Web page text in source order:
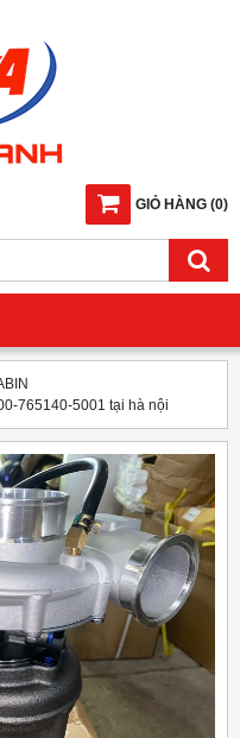
GIỎ HÀNG (0)
765140-5001 tại hà nội